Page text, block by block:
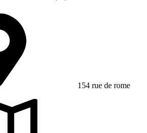
154 rue de rome